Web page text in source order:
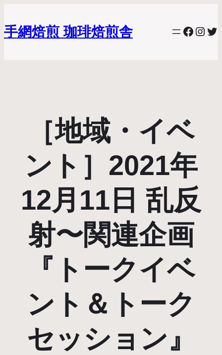
手網焙煎 珈琲焙煎舎
［地域・イベ
ント］2021年
12月11日 乱反
射〜関連企画
『トークイベ
ント＆トーク
セッション』